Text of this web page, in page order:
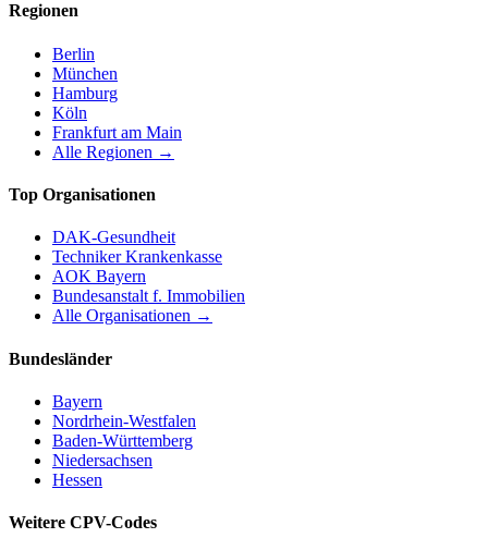
Regionen
Berlin
München
Hamburg
Köln
Frankfurt am Main
Alle Regionen →
Top Organisationen
DAK-Gesundheit
Techniker Krankenkasse
AOK Bayern
Bundesanstalt f. Immobilien
Alle Organisationen →
Bundesländer
Bayern
Nordrhein-Westfalen
Baden-Württemberg
Niedersachsen
Hessen
Weitere CPV-Codes